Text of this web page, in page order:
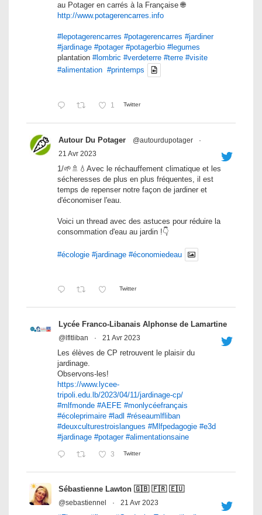
au Potager en carrés à la Française 🌐
http://www.potagerencarres.info
#lepotagerencarres #potagerencarres #jardiner
#jardinage #potager #potagerbio #legumes
plantation #lombric #verdeterre #terre #visite
#alimentation #printemps
1 Twitter
Autour Du Potager @autourdupotager
·
21 Avr 2023
1/🌱🚿💧Avec le réchauffement climatique et les
sécheresses de plus en plus fréquentes, il est
temps de repenser notre façon de jardiner et
d'économiser l'eau.
Voici un thread avec des astuces pour réduire la
consommation d'eau au jardin !👇
#écologie #jardinage #économiedeau
Twitter
Lycée Franco-Libanais Alphonse de Lamartine
@lfltliban · 21 Avr 2023
Les élèves de CP retrouvent le plaisir du
jardinage.
Observons-les!
https://www.lycee-
tripoli.edu.lb/2023/04/11/jardinage-cp/
#mlfmonde #AEFE #monlycéefrançais
#écoleprimaire #ladl #réseaumlfliban
#deuxculturestroislangues #Mlfpedagogie #e3d
#jardinage #potager #alimentationsaine
3 Twitter
Sébastienne Lawton 🇬🇧 🇫🇷 🇪🇺
@sebastiennel · 21 Avr 2023